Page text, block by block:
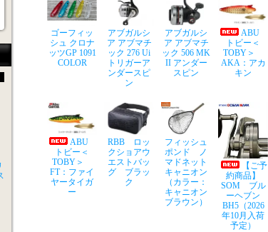
ゴーフィッ
シュ クロナ
ッツGP 1091
COLOR
アブガルシ
ア アブマチ
ック 276 Ui
トリガーア
ンダースピ
ン
アブガルシ
ア アブマチ
ック 506 MK
II アンダー
スピン
ABU
トビー＜
TOBY＞
AKA：アカ
キン
ABU
トビー＜
TOBY＞
FT：ファイ
ヤータイガ
ー
RBB ロッ
クショアウ
エストバッ
グ ブラッ
ク
フィッシュ
ポンド ノ
マドネット
キャニオン
（カラー：
キャニオン
ブラウン）
【ご予
約商品】
SOM ブル
ーヘブン
BH5（2026
年10月入荷
予定）